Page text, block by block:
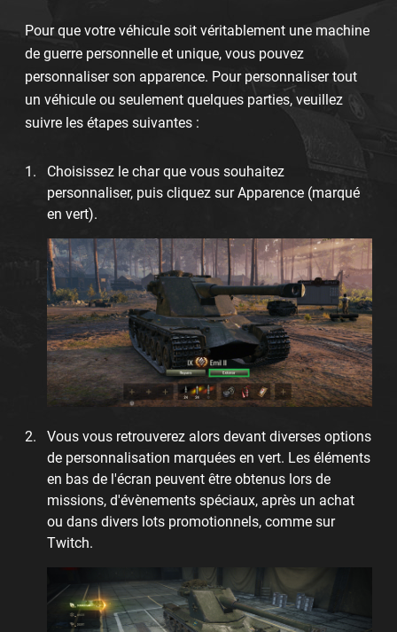
Pour que votre véhicule soit véritablement une machine
de guerre personnelle et unique, vous pouvez
personnaliser son apparence. Pour personnaliser tout
un véhicule ou seulement quelques parties, veuillez
suivre les étapes suivantes :
Choisissez le char que vous souhaitez
personnaliser, puis cliquez sur Apparence (marqué
en vert).
Vous vous retrouverez alors devant diverses options
de personnalisation marquées en vert. Les éléments
en bas de l'écran peuvent être obtenus lors de
missions, d'évènements spéciaux, après un achat
ou dans divers lots promotionnels, comme sur
Twitch.